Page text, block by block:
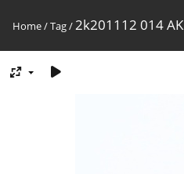
Home/Tag/2k201112 014 AK